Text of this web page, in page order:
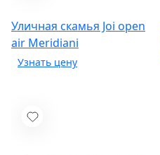
Уличная скамья Joi open
air Meridiani